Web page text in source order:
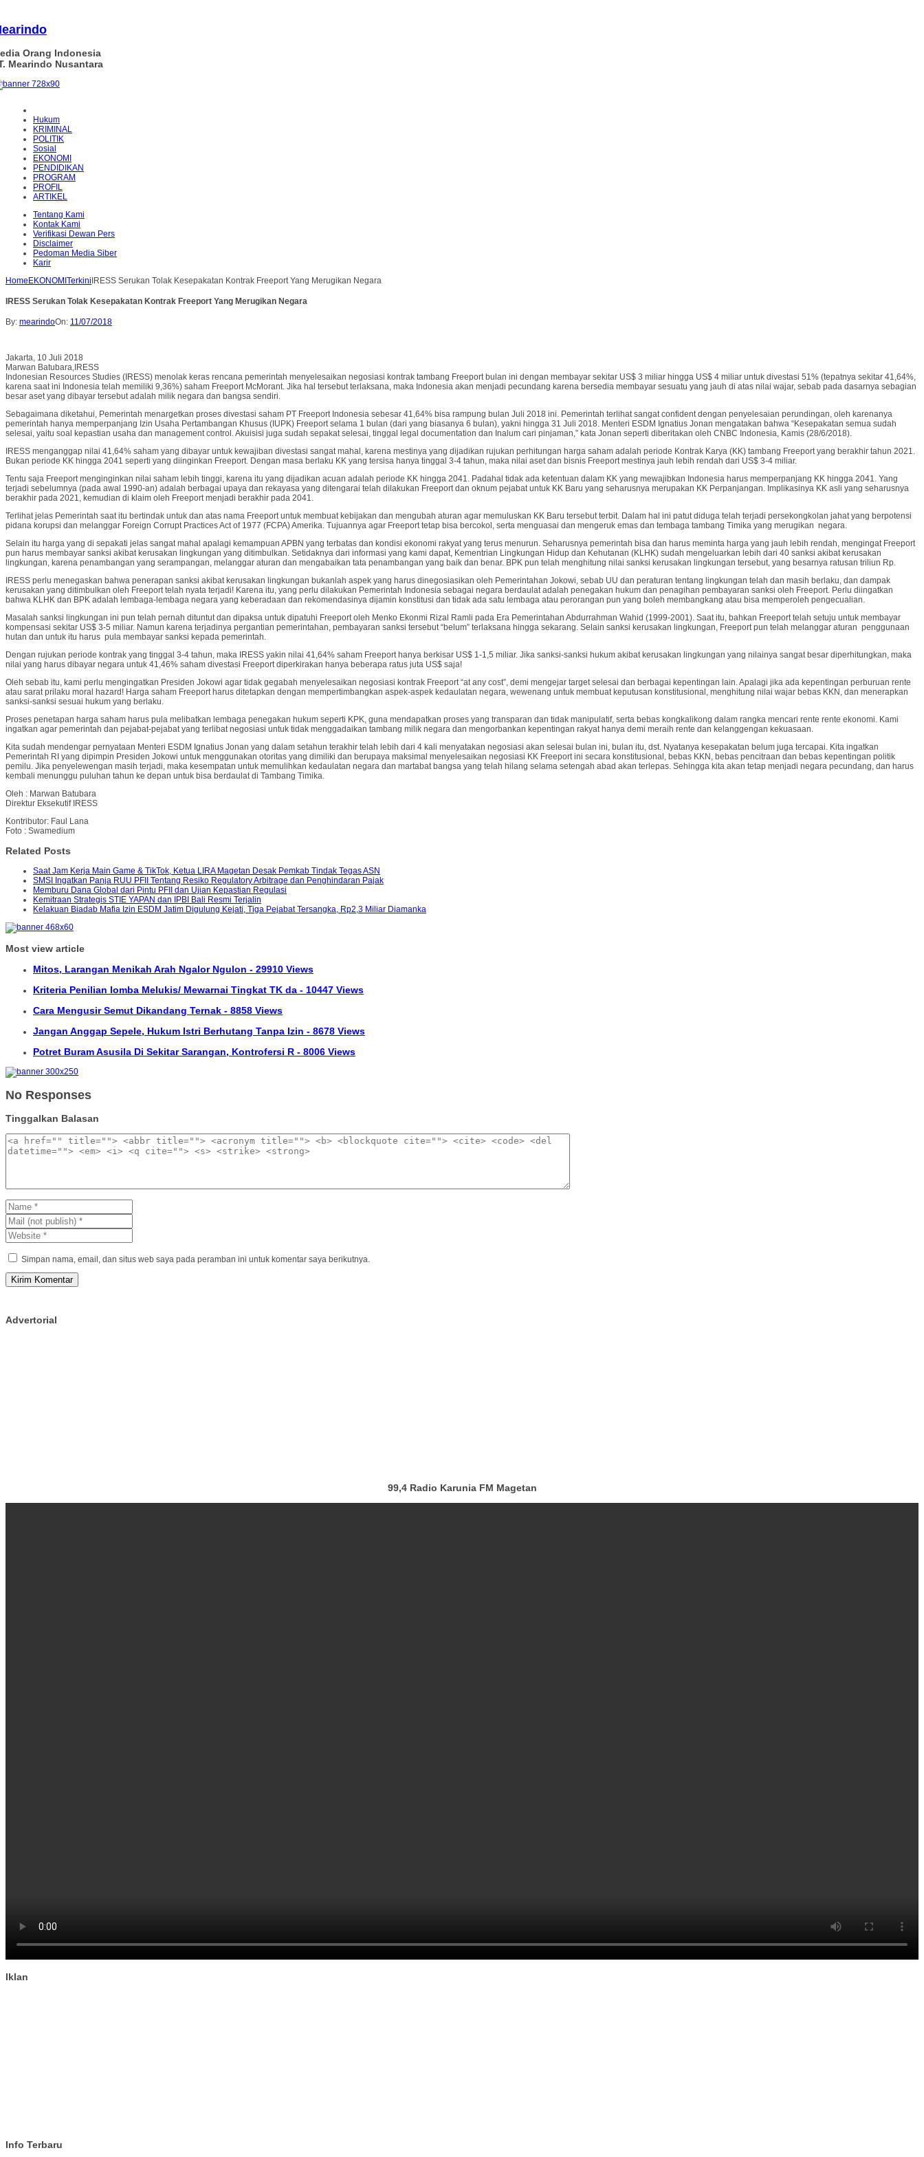
Orang Indonesia
Mearindo Nusantara
Hukum
KRIMINAL
POLITIK
Sosial
EKONOMI
PENDIDIKAN
PROGRAM
PROFIL
ARTIKEL
Tentang Kami
Kontak Kami
Verifikasi Dewan Pers
Disclaimer
Pedoman Media Siber
Karir
Home EKONOMI Terkini IRESS Serukan Tolak Kesepakatan Kontrak Freeport Yang Merugikan Negara
IRESS Serukan Tolak Kesepakatan Kontrak Freeport Yang Merugikan Negara
By: mearindoOn: 11/07/2018
Jakarta, 10 Juli 2018
Marwan Batubara,IRESS
Indonesian Resources Studies (IRESS) menolak keras rencana pemerintah menyelesaikan negosiasi kontrak tambang Freeport bulan ini dengan membayar sekitar US$ 3 miliar hingga US$ 4 miliar untuk divestasi 51% (tepatnya sekitar 41,64%,
karena saat ini Indonesia telah memiliki 9,36%) saham Freeport McMorant. Jika hal tersebut terlaksana, maka Indonesia akan menjadi pecundang karena bersedia membayar sesuatu yang jauh di atas nilai wajar, sebab pada dasarnya sebagian
besar aset yang dibayar tersebut adalah milik negara dan bangsa sendiri.
Sebagaimana diketahui, Pemerintah menargetkan proses divestasi saham PT Freeport Indonesia sebesar 41,64% bisa rampung bulan Juli 2018 ini. Pemerintah terlihat sangat confident dengan penyelesaian perundingan, oleh karenanya
pemerintah hanya memperpanjang Izin Usaha Pertambangan Khusus (IUPK) Freeport selama 1 bulan (dari yang biasanya 6 bulan), yakni hingga 31 Juli 2018. Menteri ESDM Ignatius Jonan mengatakan bahwa “Kesepakatan semua sudah
selesai, yaitu soal kepastian usaha dan management control. Akuisisi juga sudah sepakat selesai, tinggal legal documentation dan Inalum cari pinjaman,” kata Jonan seperti diberitakan oleh CNBC Indonesia, Kamis (28/6/2018).
IRESS menganggap nilai 41,64% saham yang dibayar untuk kewajiban divestasi sangat mahal, karena mestinya yang dijadikan rujukan perhitungan harga saham adalah periode Kontrak Karya (KK) tambang Freeport yang berakhir tahun 2021.
Bukan periode KK hingga 2041 seperti yang diinginkan Freeport. Dengan masa berlaku KK yang tersisa hanya tinggal 3-4 tahun, maka nilai aset dan bisnis Freeport mestinya jauh lebih rendah dari US$ 3-4 miliar.
Tentu saja Freeport menginginkan nilai saham lebih tinggi, karena itu yang dijadikan acuan adalah periode KK hingga 2041. Padahal tidak ada ketentuan dalam KK yang mewajibkan Indonesia harus memperpanjang KK hingga 2041. Yang
terjadi sebelumnya (pada awal 1990-an) adalah berbagai upaya dan rekayasa yang ditengarai telah dilakukan Freeport dan oknum pejabat untuk KK Baru yang seharusnya merupakan KK Perpanjangan. Implikasinya KK asli yang seharusnya
berakhir pada 2021, kemudian di klaim oleh Freeport menjadi berakhir pada 2041.
Terlihat jelas Pemerintah saat itu bertindak untuk dan atas nama Freeport untuk membuat kebijakan dan mengubah aturan agar memuluskan KK Baru tersebut terbit. Dalam hal ini patut diduga telah terjadi persekongkolan jahat yang berpotensi
pidana korupsi dan melanggar Foreign Corrupt Practices Act of 1977 (FCPA) Amerika. Tujuannya agar Freeport tetap bisa bercokol, serta menguasai dan mengeruk emas dan tembaga tambang Timika yang merugikan negara.
Selain itu harga yang di sepakati jelas sangat mahal apalagi kemampuan APBN yang terbatas dan kondisi ekonomi rakyat yang terus menurun. Seharusnya pemerintah bisa dan harus meminta harga yang jauh lebih rendah, mengingat Freeport
pun harus membayar sanksi akibat kerusakan lingkungan yang ditimbulkan. Setidaknya dari informasi yang kami dapat, Kementrian Lingkungan Hidup dan Kehutanan (KLHK) sudah mengeluarkan lebih dari 40 sanksi akibat kerusakan
lingkungan, karena penambangan yang serampangan, melanggar aturan dan mengabaikan tata penambangan yang baik dan benar. BPK pun telah menghitung nilai sanksi kerusakan lingkungan tersebut, yang besarnya ratusan triliun Rp.
IRESS perlu menegaskan bahwa penerapan sanksi akibat kerusakan lingkungan bukanlah aspek yang harus dinegosiasikan oleh Pemerintahan Jokowi, sebab UU dan peraturan tentang lingkungan telah dan masih berlaku, dan dampak
kerusakan yang ditimbulkan oleh Freeport telah nyata terjadi! Karena itu, yang perlu dilakukan Pemerintah Indonesia sebagai negara berdaulat adalah penegakan hukum dan penagihan pembayaran sanksi oleh Freeport. Perlu diingatkan
bahwa KLHK dan BPK adalah lembaga-lembaga negara yang keberadaan dan rekomendasinya dijamin konstitusi dan tidak ada satu lembaga atau perorangan pun yang boleh membangkang atau bisa memperoleh pengecualian.
Masalah sanksi lingkungan ini pun telah pernah dituntut dan dipaksa untuk dipatuhi Freeport oleh Menko Ekonmi Rizal Ramli pada Era Pemerintahan Abdurrahman Wahid (1999-2001). Saat itu, bahkan Freeport telah setuju untuk membayar
kompensasi sekitar US$ 3-5 miliar. Namun karena terjadinya pergantian pemerintahan, pembayaran sanksi tersebut “belum” terlaksana hingga sekarang. Selain sanksi kerusakan lingkungan, Freeport pun telah melanggar aturan penggunaan
hutan dan untuk itu harus pula membayar sanksi kepada pemerintah.
Dengan rujukan periode kontrak yang tinggal 3-4 tahun, maka IRESS yakin nilai 41,64% saham Freeport hanya berkisar US$ 1-1,5 miliar. Jika sanksi-sanksi hukum akibat kerusakan lingkungan yang nilainya sangat besar diperhitungkan, maka
nilai yang harus dibayar negara untuk 41,46% saham divestasi Freeport diperkirakan hanya beberapa ratus juta US$ saja!
Oleh sebab itu, kami perlu mengingatkan Presiden Jokowi agar tidak gegabah menyelesaikan negosiasi kontrak Freeport “at any cost”, demi mengejar target selesai dan berbagai kepentingan lain. Apalagi jika ada kepentingan perburuan rente
atau sarat prilaku moral hazard! Harga saham Freeport harus ditetapkan dengan mempertimbangkan aspek-aspek kedaulatan negara, wewenang untuk membuat keputusan konstitusional, menghitung nilai wajar bebas KKN, dan menerapkan
sanksi-sanksi sesuai hukum yang berlaku.
Proses penetapan harga saham harus pula melibatkan lembaga penegakan hukum seperti KPK, guna mendapatkan proses yang transparan dan tidak manipulatif, serta bebas kongkalikong dalam rangka mencari rente rente ekonomi. Kami
ingatkan agar pemerintah dan pejabat-pejabat yang terlibat negosiasi untuk tidak menggadaikan tambang milik negara dan mengorbankan kepentingan rakyat hanya demi meraih rente dan kelanggengan kekuasaan.
Kita sudah mendengar pernyataan Menteri ESDM Ignatius Jonan yang dalam setahun terakhir telah lebih dari 4 kali menyatakan negosiasi akan selesai bulan ini, bulan itu, dst. Nyatanya kesepakatan belum juga tercapai. Kita ingatkan
Pemerintah RI yang dipimpin Presiden Jokowi untuk menggunakan otoritas yang dimiliki dan berupaya maksimal menyelesaikan negosiasi KK Freeport ini secara konstitusional, bebas KKN, bebas pencitraan dan bebas kepentingan politik
pemilu. Jika penyelewengan masih terjadi, maka kesempatan untuk memulihkan kedaulatan negara dan martabat bangsa yang telah hilang selama setengah abad akan terlepas. Sehingga kita akan tetap menjadi negara pecundang, dan harus
kembali menunggu puluhan tahun ke depan untuk bisa berdaulat di Tambang Timika.
Oleh : Marwan Batubara
Direktur Eksekutif IRESS
Kontributor: Faul Lana
Foto : Swamedium
Related Posts
Saat Jam Kerja Main Game & TikTok, Ketua LIRA Magetan Desak Pemkab Tindak Tegas ASN
SMSI Ingatkan Panja RUU PFII Tentang Resiko Regulatory Arbitrage dan Penghindaran Pajak
Memburu Dana Global dari Pintu PFII dan Ujian Kepastian Regulasi
Kemitraan Strategis STIE YAPAN dan IPBI Bali Resmi Terjalin
Kelakuan Biadab Mafia Izin ESDM Jatim Digulung Kejati, Tiga Pejabat Tersangka, Rp2,3 Miliar Diamanka
Most view article
Mitos, Larangan Menikah Arah Ngalor Ngulon - 29910 Views
Kriteria Penilian lomba Melukis/ Mewarnai Tingkat TK da - 10447 Views
Cara Mengusir Semut Dikandang Ternak - 8858 Views
Jangan Anggap Sepele, Hukum Istri Berhutang Tanpa Izin - 8678 Views
Potret Buram Asusila Di Sekitar Sarangan, Kontrofersi R - 8006 Views
No Responses
Tinggalkan Balasan
Simpan nama, email, dan situs web saya pada peramban ini untuk komentar saya berikutnya.
Advertorial
99,4 Radio Karunia FM Magetan
Iklan
Info Terbaru